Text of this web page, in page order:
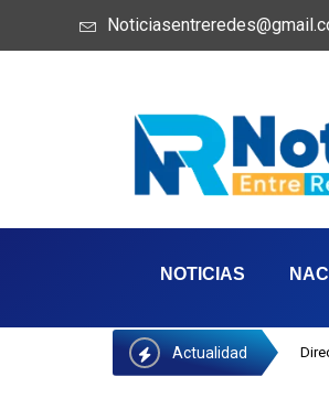
NOTICIAS
Actualidad